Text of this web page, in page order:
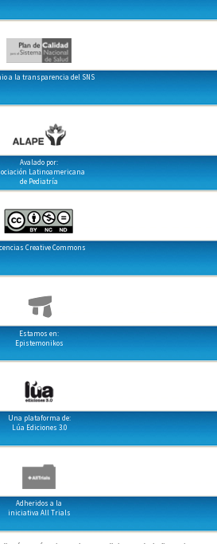
a la transparencia del SNS
Avalado por:
Latinoamericana
de Pediatría
Creative Commons
Estamos en:
Epistemonikos
Una plataforma de:
Lúa Ediciones 3.0
Adheridos a la
iniciativa All Trials